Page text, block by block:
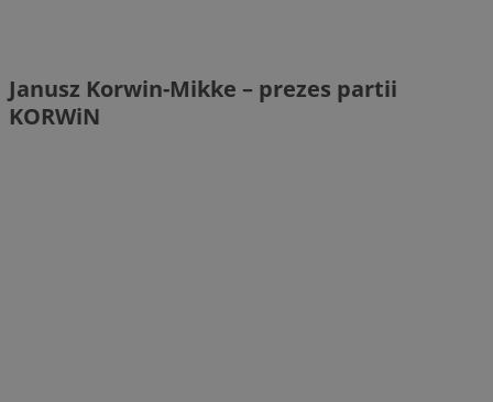
Janusz Korwin-Mikke – prezes partii
KORWiN